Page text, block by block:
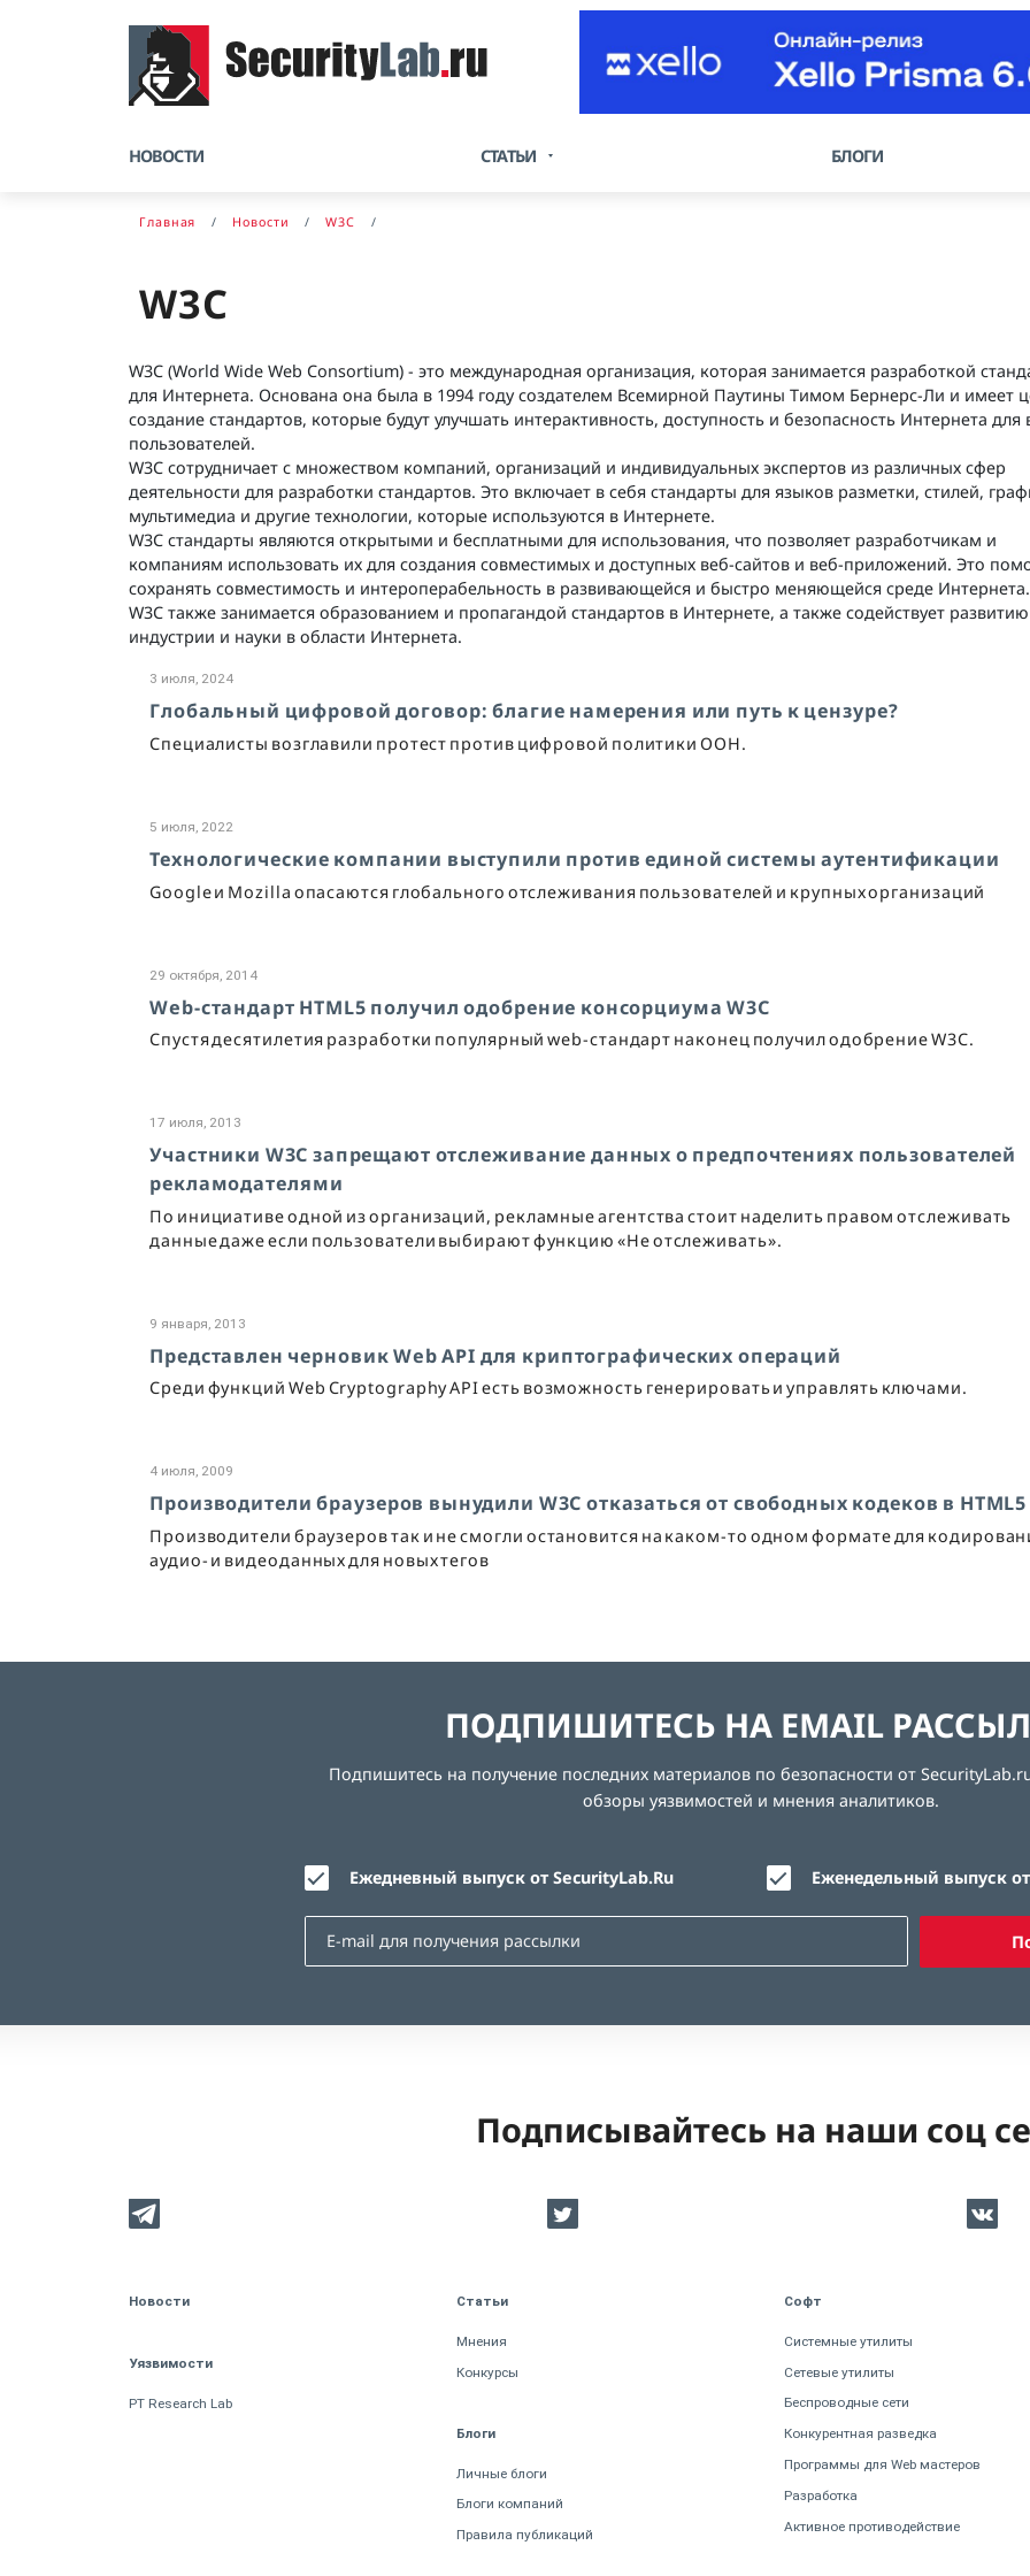
НОВОСТИ СТАТЬИ БЛОГИ
Главная Новости W3C
W3C
W3C (World Wide Web Consortium) - это международная организация, которая занимается разработкой
для Интернета. Основана она была в 1994 году создателем Всемирной Паутины Тимом Бернерс-Ли и имеет
создание стандартов, которые будут улучшать интерактивность, доступность и безопасность Интернета для
пользователей.
W3C сотрудничает с множеством компаний, организаций и индивидуальных экспертов из различных сфер
деятельности для разработки стандартов. Это включает в себя стандарты для языков разметки, стилей,
мультимедиа и другие технологии, которые используются в Интернете.
W3C стандарты являются открытыми и бесплатными для использования, что позволяет разработчикам и
компаниям использовать их для создания совместимых и доступных веб-сайтов и веб-приложений. Это
сохранять совместимость и интероперабельность в развивающейся и быстро меняющейся среде Интернета.
W3C также занимается образованием и пропагандой стандартов в Интернете, а также содействует развитию
индустрии и науки в области Интернета.
3 июля, 2024
Глобальный цифровой договор: благие намерения или путь к цензуре?
Специалисты возглавили протест против цифровой политики ООН.
5 июля, 2022
Технологические компании выступили против единой системы аутентификации
Google и Mozilla опасаются глобального отслеживания пользователей и крупных организаций
29 октября, 2014
Web-стандарт HTML5 получил одобрение консорциума W3C
Спустя десятилетия разработки популярный web-стандарт наконец получил одобрение W3C.
17 июля, 2013
Участники W3C запрещают отслеживание данных о предпочтениях пользователей
рекламодателями
По инициативе одной из организаций, рекламные агентства стоит наделить правом отслеживать
данные даже если пользователи выбирают функцию «Не отслеживать».
9 января, 2013
Представлен черновик Web API для криптографических операций
Среди функций Web Cryptography API есть возможность генерировать и управлять ключами.
4 июля, 2009
Производители браузеров вынудили W3C отказаться от свободных кодеков в HTML5
Производители браузеров так и не смогли остановится на каком-то одном формате для
аудио- и видеоданных для новых тегов
ПОДПИШИТЕСЬ НА EMAIL
Подпишитесь на получение последних материалов по безопасности от
обзоры уязвимостей и мнения аналитиков.
Ежедневный выпуск от SecurityLab.Ru Еженедельный выпуск
Подписывайтесь на наши соц
Новости
Уязвимости
PT Research Lab
Статьи
Мнения
Конкурсы
Блоги
Личные блоги
Блоги компаний
Правила публикаций
Софт
Системные утилиты
Сетевые утилиты
Беспроводные сети
Конкурентная разведка
Программы для Web мастеров
Разработка
Активное противодействие